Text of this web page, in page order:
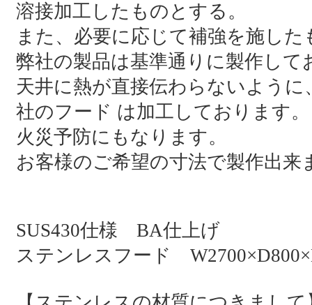
溶接加工したものとする。
また、必要に応じて補強を施し
弊社の製品は基準通りに製作して
天井に熱が直接伝わらないよう
社のフード は加工しております。
火災予防にもなります。
お客様のご希望の寸法で製作出来
SUS430仕様 BA仕上げ
ステンレスフード